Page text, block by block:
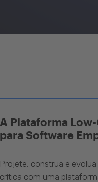
A Plataforma
para Software
Projete, construa e
crítica com uma